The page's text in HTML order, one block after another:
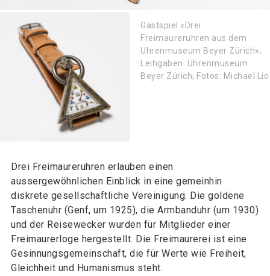
Gastspiel «Drei
Freimaureruhren aus dem
Uhrenmuseum Beyer Zürich»;
Leihgaben: Uhrenmuseum
Beyer Zürich; Fotos: Michael Lio
Drei Freimaureruhren erlauben einen
aussergewöhnlichen Einblick in eine gemeinhin
diskrete gesellschaftliche Vereinigung. Die goldene
Taschenuhr (Genf, um 1925), die Armbanduhr (um 1930)
und der Reisewecker wurden für Mitglieder einer
Freimaurerloge hergestellt. Die Freimaurerei ist eine
Gesinnungsgemeinschaft, die für Werte wie Freiheit,
Gleichheit und Humanismus steht.